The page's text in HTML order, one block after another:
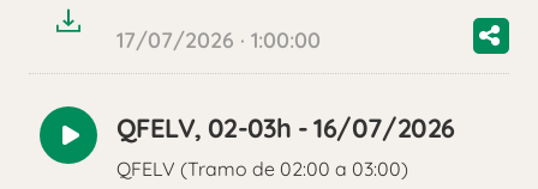
17/07/2026 · 1:00:00
Reproducir
audio
QFELV, 02-03h - 16/07/2026
QFELV (Tramo de 02:00 a 03:00)